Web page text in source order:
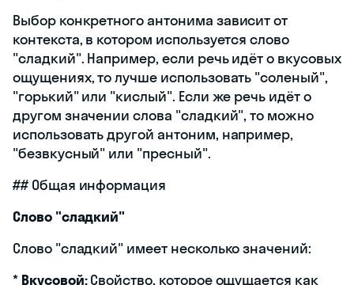
Выбор конкретного антонима зависит от
контекста, в котором используется слово
"сладкий". Например, если речь идёт о вкусовых
ощущениях, то лучше использовать "соленый",
"горький" или "кислый". Если же речь идёт о
другом значении слова "сладкий", то можно
использовать другой антоним, например,
"безвкусный" или "пресный".
## Общая информация
Слово "сладкий"
Слово "сладкий" имеет несколько значений:
* Вкусовой:Свойство, которое ощущается как